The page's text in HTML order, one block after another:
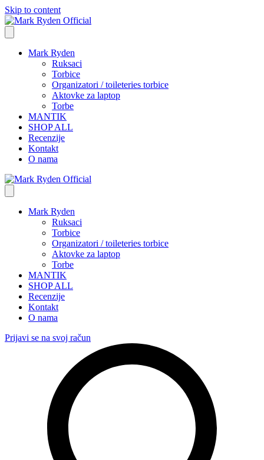
Skip to content
Mark Ryden
Ruksaci
Torbice
Organizatori / toileteries torbice
Aktovke za laptop
Torbe
MANTIK
SHOP ALL
Recenzije
Kontakt
O nama
Mark Ryden
Ruksaci
Torbice
Organizatori / toileteries torbice
Aktovke za laptop
Torbe
MANTIK
SHOP ALL
Recenzije
Kontakt
O nama
Prijavi se na svoj račun